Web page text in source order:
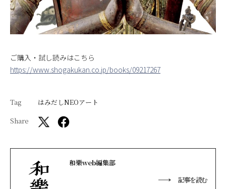
ご購入・試し読みはこちら
https://www.shogakukan.co.jp/books/09217267
Tag
はみだしNEOアート
Share
和樂web編集部
記事を読む